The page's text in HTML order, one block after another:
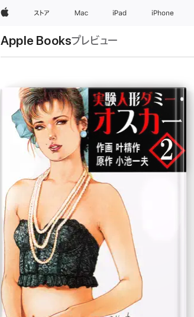
Appleストア Mac iPad iPhone
Apple Booksプレビュー